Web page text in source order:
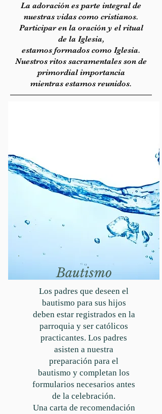
La adoración es parte integral de
nuestras vidas como cristianos.
Participar en la oración y el ritual
de la Iglesia,
estamos formados como Iglesia.
Nuestros ritos sacramentales son de
primordial importancia
mientras estamos reunidos.
Bautismo
Los padres que deseen el
bautismo para sus hijos
deben estar registrados en la
parroquia y ser católicos
practicantes. Los padres
asisten a nuestra
preparación para el
bautismo y completan los
formularios necesarios antes
de la celebración.
Una carta de recomendación